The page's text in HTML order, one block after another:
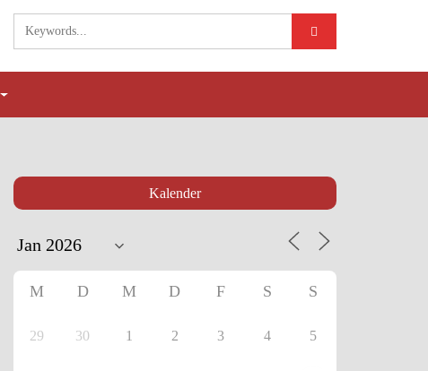
Kalender
M D M D F S S
29 30 1 2 3 4 5